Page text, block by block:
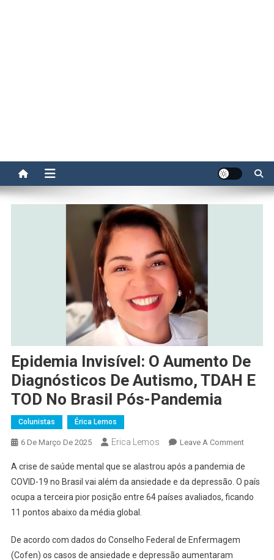
Epidemia Invisível: O Aumento De
Diagnósticos De Autismo, TDAH E
TOD No Brasil Pós-Pandemia
Colunistas Érica Lemos
6 De Março De 2025 Erica Lemos Leave A CommentOn
Invisível:
O
A crise de saúde mental que se alastrou após a pandemia de
COVID-19 no Brasil vai além da ansiedade e da depressão. O país
ocupa a terceira pior posição entre 64 países avaliados, ficando
11 pontos abaixo da média global.
De acordo com dados do Conselho Federal de Enfermagem
(Cofen) os casos de ansiedade e depressão aumentaram